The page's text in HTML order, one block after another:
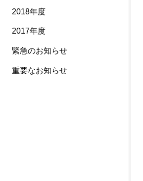
2018年度
2017年度
緊急のお知らせ
重要なお知らせ